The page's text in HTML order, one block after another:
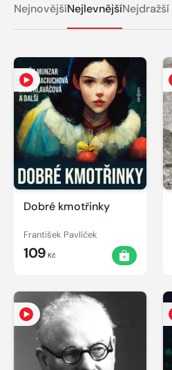
NejnovějšíNejlevnějšíNejdražší
Dobré kmotřinky
František Pavlíček
109 Kč